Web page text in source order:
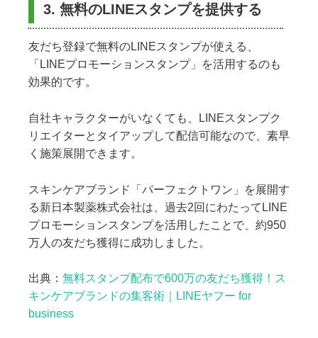
3. 無料のLINEスタンプを提供する
友だち登録で無料のLINEスタンプが使える、
「LINEプロモーションスタンプ」を活用するのも
効果的です。
自社キャラクターがいなくても、LINEスタンプク
リエイターとタイアップして配信可能なので、素早
く施策展開できます。
スキンケアブランド「パーフェクトワン」を展開す
る新日本製薬株式会社は、過去2回にわたってLINE
プロモーションスタンプを活用したことで、約950
万人の友だち獲得に成功しました。
出典： 無料スタンプ配布で600万の友だち獲得！ス
キンケアブランドの集客術｜LINEヤフー for
business